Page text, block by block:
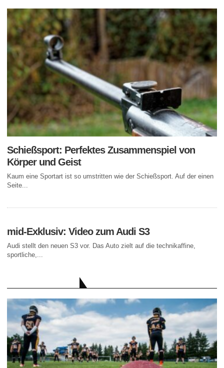
Schießsport: Perfektes Zusammenspiel von
Körper und Geist
Kaum eine Sportart ist so umstritten wie der Schießsport. Auf der einen
Seite...
mid-Exklusiv: Video zum Audi S3
Audi stellt den neuen S3 vor. Das Auto zielt auf die technikaffine,
sportliche,...